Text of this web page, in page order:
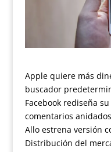
Apple quiere más
buscador
Facebook rediseña
comentarios
Allo estrena versión
Distribución del